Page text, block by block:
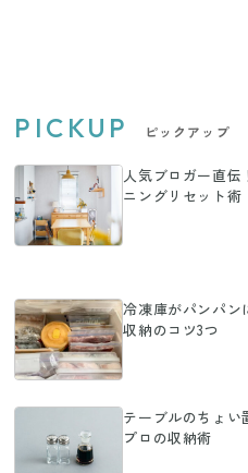
PICKUP ピックアップ
人気ブロガー直伝
ニングリセット術
冷凍庫がパンパン
収納のコツ3つ
テーブルのちょい
プロの収納術